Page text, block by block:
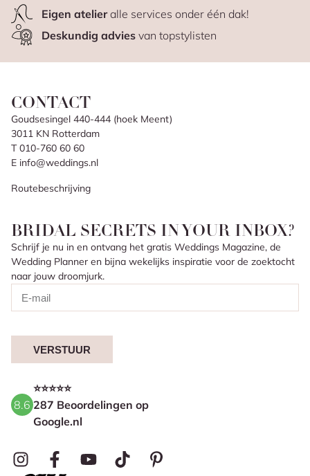
Eigen atelieralle services onder één dak!
Deskundig adviesvan topstylisten
CONTACT
Goudsesingel 440-444 (hoek Meent)
3011 KN Rotterdam
T 010-760 60 60
E info@weddings.nl
Routebeschrijving
BRIDAL SECRETS IN YOUR INBOX?
Schrijf je nu in en ontvang het gratis Weddings Magazine, de
Wedding Planner en bijna wekelijks inspiratie voor de zoektocht
naar jouw droomjurk.
VERSTUUR
8.6
⭐⭐⭐⭐⭐
287 Beoordelingen op
Google.nl